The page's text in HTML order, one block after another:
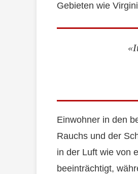
Gebieten wie
Einwohner in den
Rauchs und der
in der Luft wie von
beeinträchtigt,